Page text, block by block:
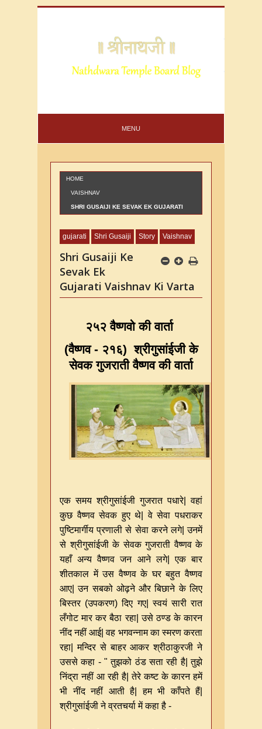
MENU
HOME
VAISHNAV
SHRI GUSAIJI KE SEVAK EK GUJARATI
gujarati Shri Gusaiji Story Vaishnav
Shri Gusaiji Ke
Sevak Ek
Gujarati Vaishnav Ki Varta
२५२ वैष्णवो की वार्ता
(वैष्णव - २१६) श्रीगुसांईजी के
सेवक गुजराती वैष्णव की वार्ता
एक समय श्रीगुसांईजी गुजरात पधारे| वहां
कुछ वैष्णव सेवक हुए थे| वे सेवा पधराकर
पुष्टिमार्गीय प्रणाली से सेवा करने लगे| उनमें
से श्रीगुसांईजी के सेवक गुजराती वैष्णव के
यहाँ अन्य वैष्णव जन आने लगे| एक बार
शीतकाल में उस वैष्णव के घर बहुत वैष्णव
आए| उन सबको ओढ़ने और बिछाने के लिए
बिस्तर (उपकरण) दिए गए| स्वयं सारी रात
लँगोट मार कर बैठा रहा| उसे ठण्ड के कारन
नींद नहीं आई| वह भगवन्नाम का स्मरण करता
रहा| मन्दिर से बाहर आकर श्रीठाकुरजी ने
उससे कहा - " तुझको ठंड सता रही है| तुझे
निंद्रा नहीं आ रही है| तेरे कष्ट के कारन हमें
भी नींद नहीं आती है| हम भी काँपते हैं|
श्रीगुसांईजी ने व्रतचर्या में कहा है -